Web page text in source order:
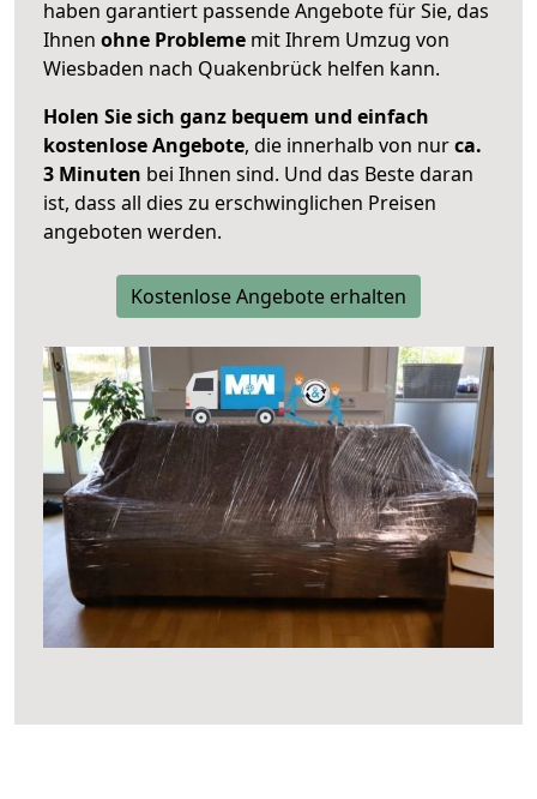
haben garantiert passende Angebote für Sie, das
Ihnen ohne Probleme mit Ihrem Umzug von
Wiesbaden nach Quakenbrück helfen kann.
Holen Sie sich ganz bequem und einfach
kostenlose Angebote, die innerhalb von nurca.
3 Minuten bei Ihnen sind. Und das Beste daran
ist, dass all dies zu erschwinglichen Preisen
angeboten werden.
Kostenlose Angebote erhalten